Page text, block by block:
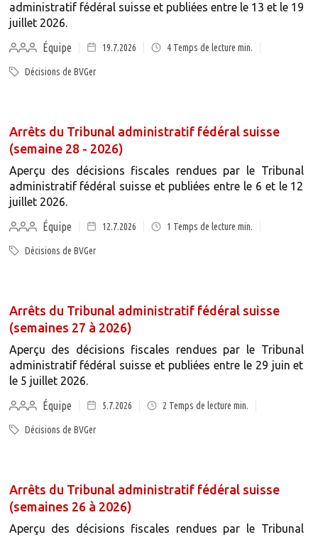
administratif fédéral suisse et publiées entre le 13 et le 19
juillet 2026.
Équipe
19.7.2026 4Temps de lecture min.
Décisions de BVGer
Arrêts du Tribunal administratif fédéral suisse
(semaine 28 - 2026)
Aperçu des décisions fiscales rendues par le Tribunal
administratif fédéral suisse et publiées entre le 6 et le 12
juillet 2026.
Équipe
12.7.2026 1 Temps de lecture min.
Décisions de BVGer
Arrêts du Tribunal administratif fédéral suisse
(semaines 27 à 2026)
Aperçu des décisions fiscales rendues par le Tribunal
administratif fédéral suisse et publiées entre le 29 juin et
le 5 juillet 2026.
Équipe
5.7.2026 2 Temps de lecture min.
Décisions de BVGer
Arrêts du Tribunal administratif fédéral suisse
(semaines 26 à 2026)
Aperçu des décisions fiscales rendues par le Tribunal